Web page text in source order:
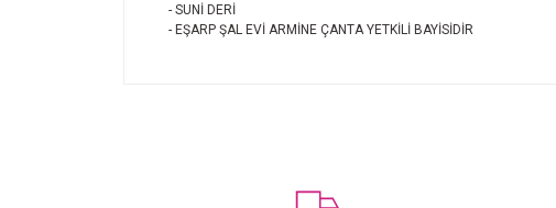
- SUNİ DERİ
- EŞARP ŞAL EVİ ARMİNE ÇANTA YETKİLİ BAYİSİDİR